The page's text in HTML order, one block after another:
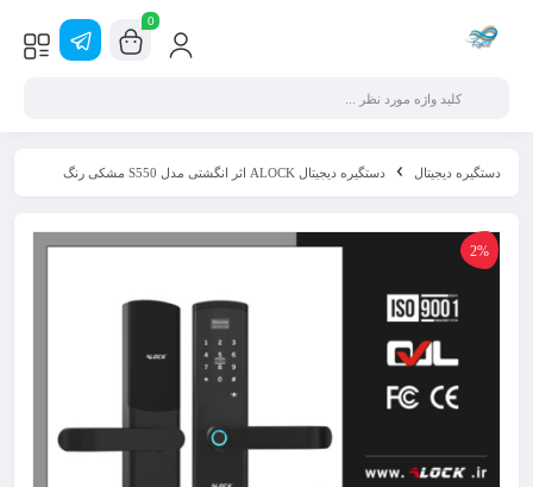
0
دستگیره دیجیتال دستگیره دیجیتال ALOCK اثر انگشتی مدل S550 مشکی رنگ
2%